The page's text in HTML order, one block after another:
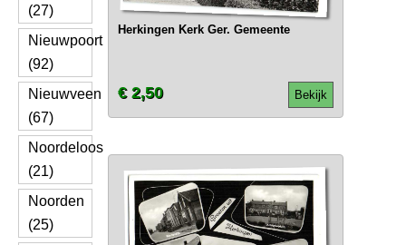
(27)
Nieuwpoort
(92)
Nieuwveen
(67)
Noordeloos
(21)
Noorden
(25)
Herkingen Kerk Ger. Gemeente
Bekijk
€ 2,50